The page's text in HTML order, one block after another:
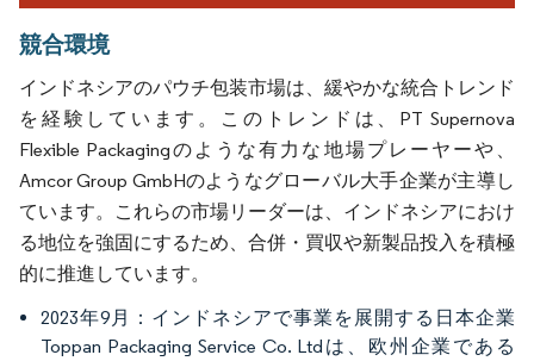
競合環境
インドネシアのパウチ包装市場は、緩やかな統合トレンド
を経験しています。このトレンドは、PT Supernova
Flexible Packagingのような有力な地場プレーヤーや、
Amcor Group GmbHのようなグローバル大手企業が主導し
ています。これらの市場リーダーは、インドネシアにおけ
る地位を強固にするため、合併・買収や新製品投入を積極
的に推進しています。
2023年9月：インドネシアで事業を展開する日本企業
Toppan Packaging Service Co. Ltdは、欧州企業である